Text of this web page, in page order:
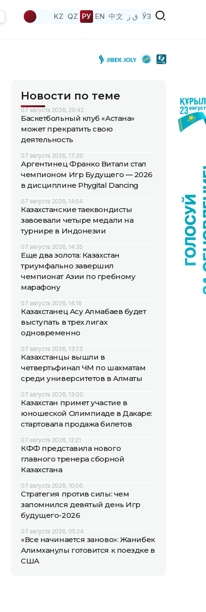
KZ QZ РУ EN 中文 ق ز ЎЗ
Новости по теме
07 августа 2026, 20:42
Баскетбольный клуб «Астана»
может прекратить свою
деятельность
07 августа 2026, 17:30
Аргентинец Франко Витали стал
чемпионом Игр Будущего — 2026
в дисциплине Phygital Dancing
07 августа 2026, 14:54
Казахстанские таеквондисты
завоевали четыре медали на
турнире в Индонезии
07 августа 2026, 14:35
Еще два золота: Казахстан
триумфально завершил
чемпионат Азии по гребному
марафону
07 августа 2026, 14:16
Казахстанец Асу Алмабаев будет
выступать в трех лигах
одновременно
07 августа 2026, 13:23
Казахстанцы вышли в
четвертьфинал ЧМ по шахматам
среди университетов в Алматы
07 августа 2026, 13:00
Казахстан примет участие в
юношеской Олимпиаде в Дакаре:
стартовала продажа билетов
07 августа 2026, 12:21
КФФ представила нового
главного тренера сборной
Казахстана
07 августа 2026, 10:56
Стратегия против силы: чем
запомнился девятый день Игр
будущего-2026
07 августа 2026, 05:24
«Все начинается заново»: Жанибек
Алимханулы готовится к поездке в
США